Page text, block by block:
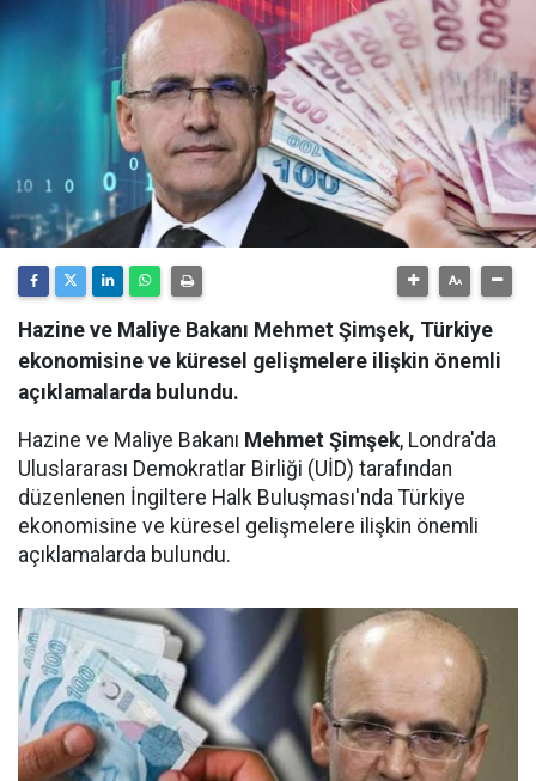
Hazine ve Maliye Bakanı Mehmet Şimşek, Türkiye
ekonomisine ve küresel gelişmelere ilişkin önemli
açıklamalarda bulundu.
Hazine ve Maliye Bakanı Mehmet Şimşek, Londra'da
Uluslararası Demokratlar Birliği (UİD) tarafından
düzenlenen İngiltere Halk Buluşması'nda Türkiye
ekonomisine ve küresel gelişmelere ilişkin önemli
açıklamalarda bulundu.